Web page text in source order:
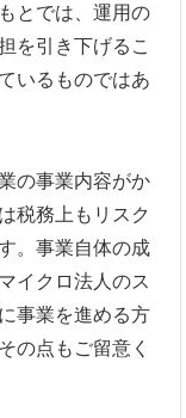
とでは、運用の
を引き下げるこ
いるものではあ
の事業内容がか
税務上もリスク
。事業自体の成
イクロ法人のス
事業を進める方
の点もご留意く